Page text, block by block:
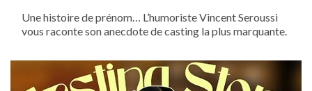
Une histoire de prénom… L’humoriste Vincent Seroussi
vous raconte son anecdote de casting la plus marquante.